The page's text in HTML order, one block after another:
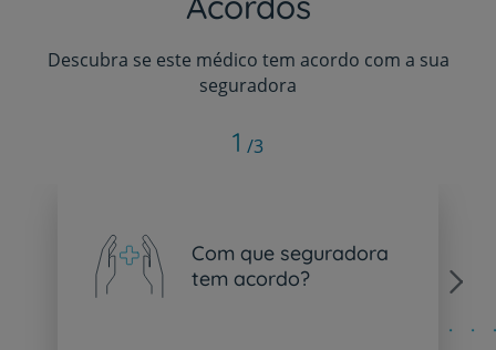
Descubra se este médico tem acordo com a sua
seguradora
Com que seguradora
tem acordo?
Next
1 /3